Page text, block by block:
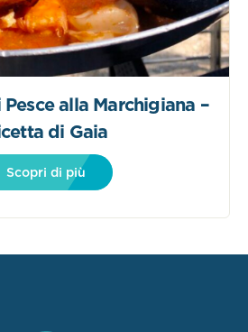
alla Marchigiana –
di Gaia
Scopri di più